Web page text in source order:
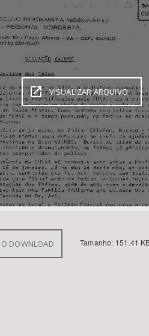
VISUALIZAR ARQUIVO
O DOWNLOAD Tamanho: 151.41